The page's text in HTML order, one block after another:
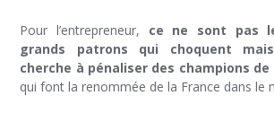
Pour l’entrepreneur, ce ne sont pas
grands patrons qui choquent
cherche à pénaliser des champions
qui font la renommée de la France dans le